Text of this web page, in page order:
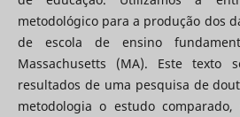
metodológico para a produção dos
de escola de ensino
Massachusetts (MA). Este texto
resultados de uma pesquisa de
metodologia o estudo